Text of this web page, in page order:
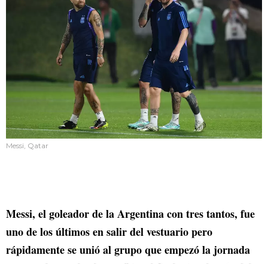
Messi, Qatar
Messi, el goleador de la Argentina con tres tantos, fue
uno de los últimos en salir del vestuario pero
rápidamente se unió al grupo que empezó la jornada